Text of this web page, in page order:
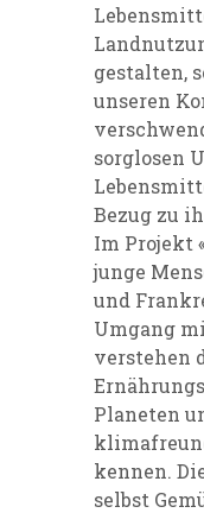
gestalten,
unseren
sorglosen
Bezug zu
Im Projekt
junge
und
Umgang
verstehen
Planeten
kennen.
selbst